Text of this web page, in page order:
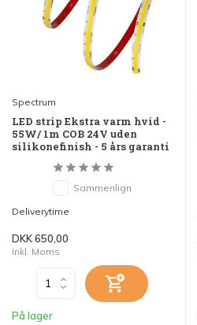
Spectrum
LED strip Ekstra varm hvid -
55W/ 1m COB 24V uden
silikonefinish - 5 års garanti
Sammenlign
Deliverytime
DKK 650,00
Inkl. Moms
På lager